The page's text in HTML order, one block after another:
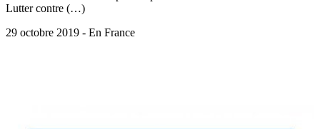
Lutter contre (…)
29 octobre 2019 - En France